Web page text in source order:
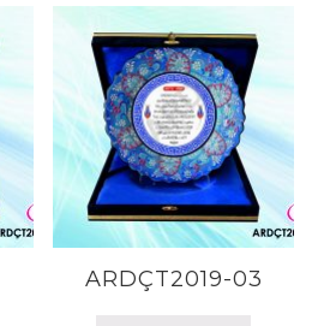
ARDÇT2019-03